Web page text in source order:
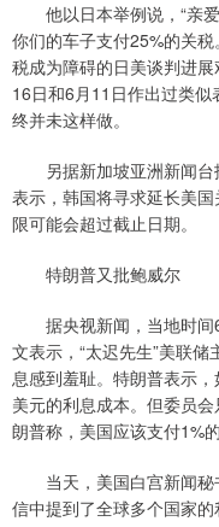
他以日本举例说，“亲爱
你们的车子支付25%的关
税成为障碍的日美谈判进
16日和6月11日作出过类
终并未这样做。
另据新加坡亚洲新闻台
表示，韩国将寻求延长美
限可能会超过截止日期。
特朗普又批鲍威尔
据央视新闻，当地时间6
文表示，“太迟先生”美联
息感到羞耻。特朗普表示
美元的利息成本。但委员
朗普称，美国应该支付1%的
当天，美国白宫新闻秘
信中提到了全球多个国家的